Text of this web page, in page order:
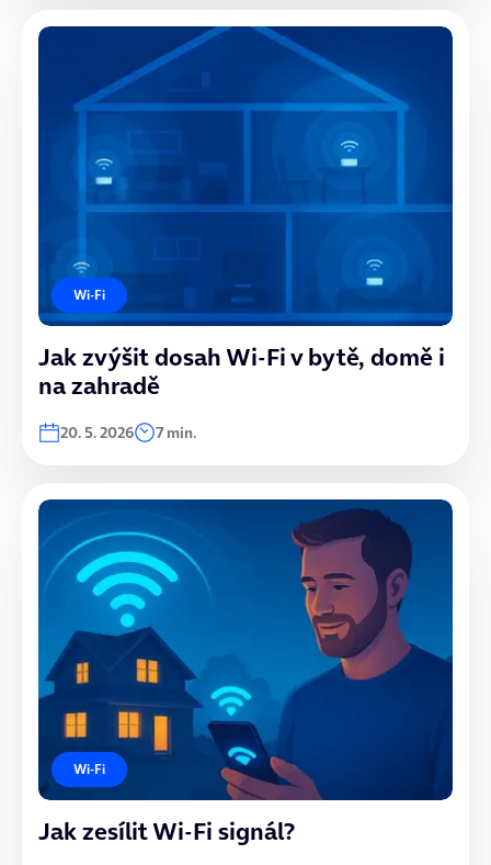
Wi-Fi
Jak zvýšit dosah Wi-Fi v bytě, domě i
na zahradě
20. 5. 2026 7 min.
Wi-Fi
Jak zesílit Wi-Fi signál?